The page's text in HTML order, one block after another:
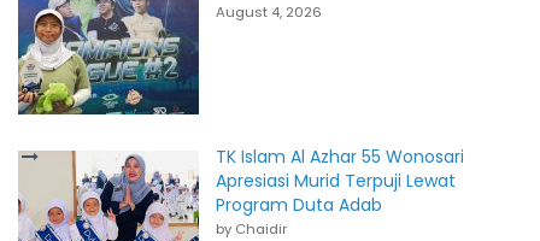
August 4, 2026
TK Islam Al Azhar 55 Wonosari
Apresiasi Murid Terpuji Lewat
Program Duta Adab
by Chaidir